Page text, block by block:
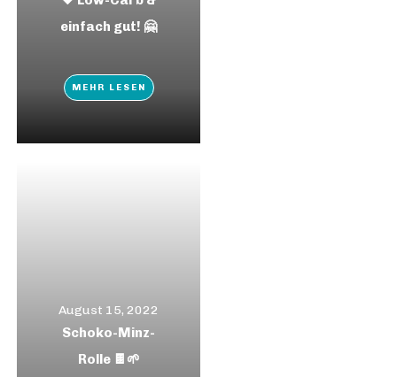
einfach gut! 🤗
MEHR LESEN
August 15, 2022
Schoko-Minz-
Rolle 🍫🌱